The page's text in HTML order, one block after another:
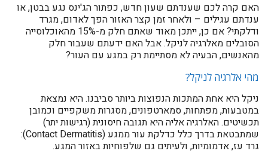
האם קרה לכם שענדתם שעון חדש, כפתור הג'ינס נגע בבטן, או
ענדתם עגילים – ולאחר זמן קצר האזור הפך לאדום, מגרד
ודלקתי? אם כן, ייתכן מאוד שאתם חלק מ-15% מהאוכלוסייה
הסובלים מאלרגיה לניקל. אבל האם ידעתם שעבור חלק
מהאנשים, הבעיה לא מסתיימת רק במגע עם העור?
מהי אלרגיה לניקל?
ניקל היא אחת המתכות הנפוצות ביותר סביבנו. היא נמצאת
במטבעות, מפתחות, סמארטפונים, מסגרות משקפיים וכמובן
תכשיטים. האלרגיה אליה היא תגובה חיסונית (רגישות יתר)
שמתבטאת בדרך כלל כדלקת עור ממגע (Contact Dermatitis):
גרד עז, אדמומיות, ולעיתים גם שלפוחיות באזור המגע.